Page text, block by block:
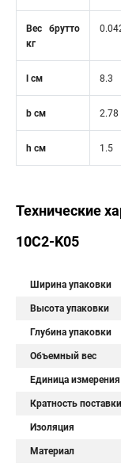
Вес брутто
кг
l см 8.3
b см 2.78
h см 1.5
Технические
10C2-K05
Ширина упаковки
Высота упаковки
Глубина упаковки
Объемный вес
Единица измерения
Кратность поставки
Изоляция
Материал